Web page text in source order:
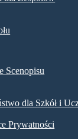
Scenopisu
dla Szkół i
Prywatności